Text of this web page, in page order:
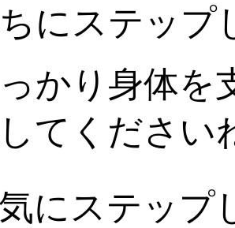
にステップ
かり身体を
てください
にステップ